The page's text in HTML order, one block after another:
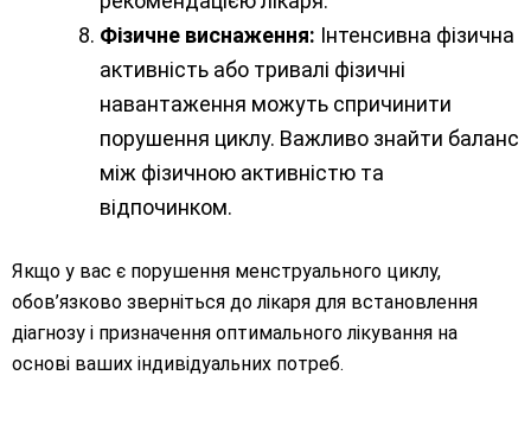
Фізичне виснаження: Інтенсивна фізична
активність або тривалі фізичні
навантаження можуть спричинити
порушення циклу. Важливо знайти баланс
між фізичною активністю та
відпочинком.
Якщо у вас є порушення менструального циклу,
обов’язково зверніться до лікаря для встановлення
діагнозу і призначення оптимального лікування на
основі ваших індивідуальних потреб.